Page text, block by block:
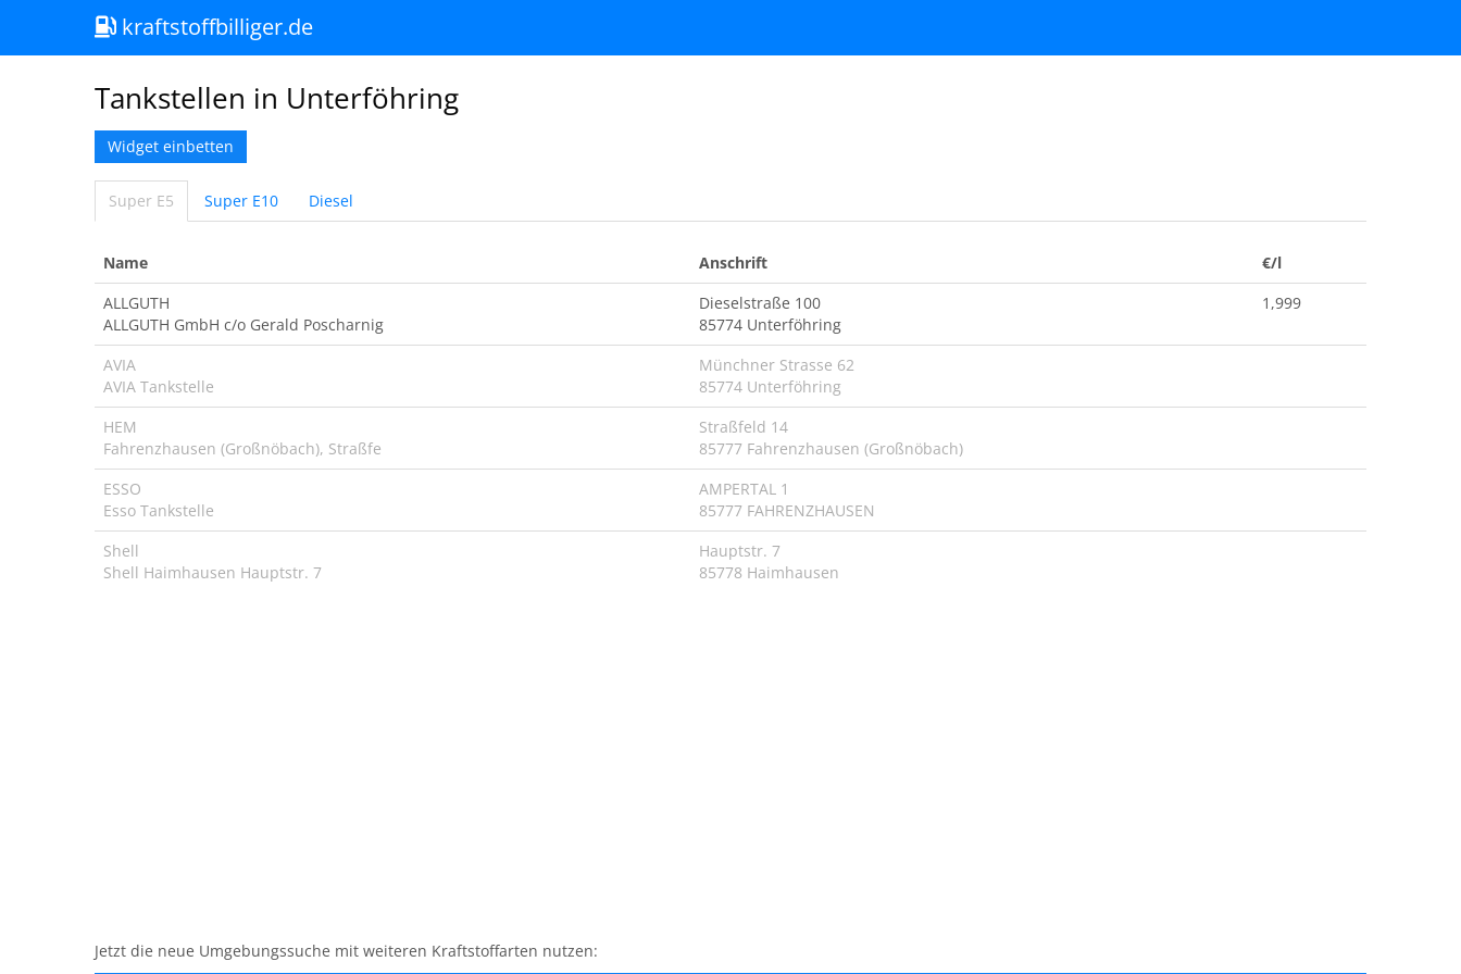
kraftstoffbilliger.de
Tankstellen in Unterföhring
Widget einbetten
Super E5 Super E10 Diesel
Name Anschrift
€/l
ALLGUTH
ALLGUTH GmbH c/o Gerald Poscharnig
Dieselstraße 100
85774 Unterföhring
1,999
AVIA
AVIA Tankstelle
Münchner Strasse 62
85774 Unterföhring
HEM
Fahrenzhausen (Großnöbach), Straßfe
Straßfeld 14
85777 Fahrenzhausen (Großnöbach)
ESSO
Esso Tankstelle
AMPERTAL 1
85777 FAHRENZHAUSEN
Shell
Shell Haimhausen Hauptstr. 7
Hauptstr. 7
85778 Haimhausen
Jetzt die neue Umgebungssuche mit weiteren Kraftstoffarten nutzen: